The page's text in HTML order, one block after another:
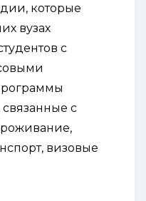
которые
вузах
с
с
визовые